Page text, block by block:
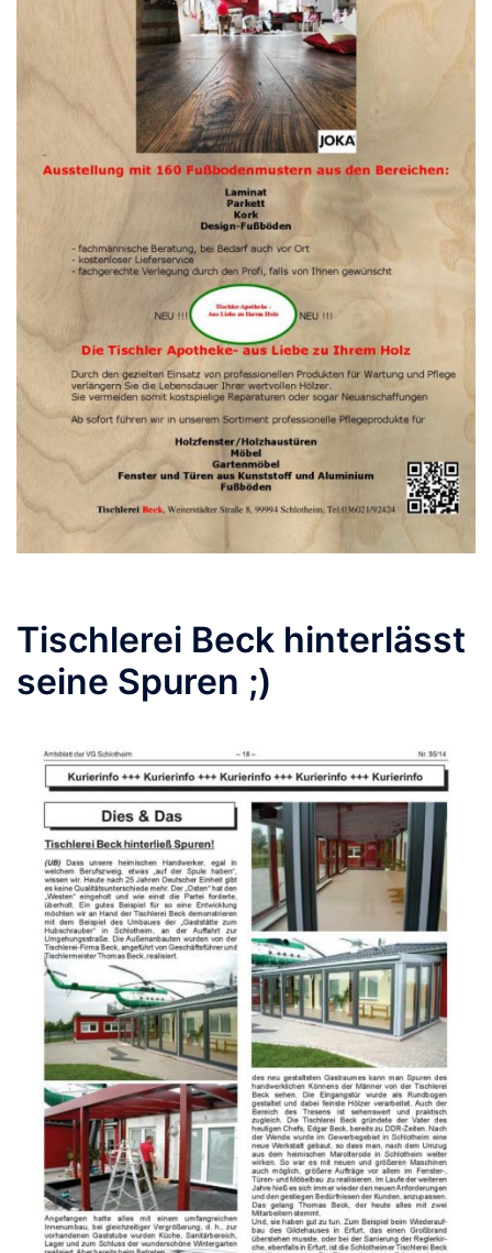
Tischlerei Beck hinterlässt
seine Spuren ;)